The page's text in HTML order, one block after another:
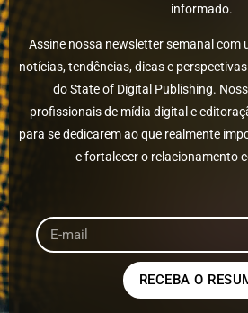
informado.
Assine nossa newsletter semanal com
notícias, tendências, dicas e
do State of Digital Publishing.
profissionais de mídia digital e
para se dedicarem ao que realmente
e fortalecer o relacionamento
RECEBA O